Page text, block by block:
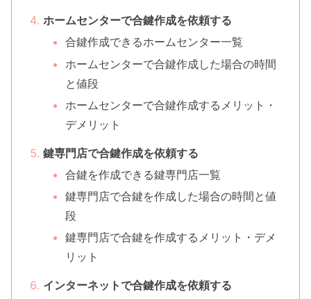
ホームセンターで合鍵作成を依頼する
合鍵作成できるホームセンター一覧
ホームセンターで合鍵作成した場合の時間
と値段
ホームセンターで合鍵作成するメリット・
デメリット
鍵専門店で合鍵作成を依頼する
合鍵を作成できる鍵専門店一覧
鍵専門店で合鍵を作成した場合の時間と値
段
鍵専門店で合鍵を作成するメリット・デメ
リット
インターネットで合鍵作成を依頼する